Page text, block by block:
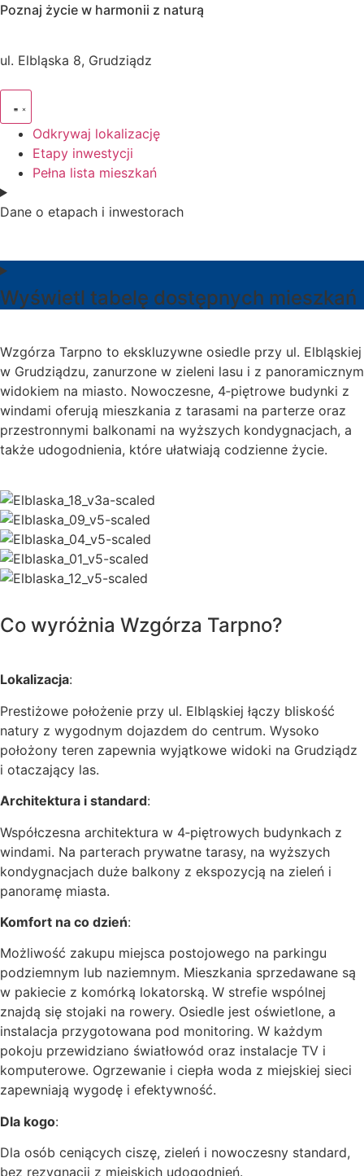
Poznaj życie w harmonii z naturą
ul. Elbląska 8, Grudziądz
Odkrywaj lokalizację
Etapy inwestycji
Pełna lista mieszkań
Dane o etapach i inwestorach
Wyświetl tabelę dostępnych mieszkań
Wzgórza Tarpno to ekskluzywne osiedle przy ul. Elbląskiej
w Grudziądzu, zanurzone w zieleni lasu i z panoramicznym
widokiem na miasto. Nowoczesne, 4‑piętrowe budynki z
windami oferują mieszkania z tarasami na parterze oraz
przestronnymi balkonami na wyższych kondygnacjach, a
także udogodnienia, które ułatwiają codzienne życie.
Co wyróżnia Wzgórza Tarpno?
Lokalizacja:
Prestiżowe położenie przy ul. Elbląskiej łączy bliskość
natury z wygodnym dojazdem do centrum. Wysoko
położony teren zapewnia wyjątkowe widoki na Grudziądz
i otaczający las.
Architektura i standard:
Współczesna architektura w 4‑piętrowych budynkach z
windami. Na parterach prywatne tarasy, na wyższych
kondygnacjach duże balkony z ekspozycją na zieleń i
panoramę miasta.
Komfort na co dzień:
Możliwość zakupu miejsca postojowego na parkingu
podziemnym lub naziemnym. Mieszkania sprzedawane są
w pakiecie z komórką lokatorską. W strefie wspólnej
znajdą się stojaki na rowery. Osiedle jest oświetlone, a
instalacja przygotowana pod monitoring. W każdym
pokoju przewidziano światłowód oraz instalacje TV i
komputerowe. Ogrzewanie i ciepła woda z miejskiej sieci
zapewniają wygodę i efektywność.
Dla kogo:
Dla osób ceniących ciszę, zieleń i nowoczesny standard,
bez rezygnacji z miejskich udogodnień.